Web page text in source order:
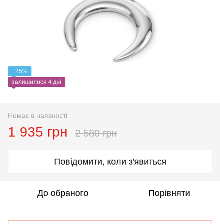
−25%
залишилося 4 дні
Немає в наявності
1 935 грн 2 580 грн
Повідомити, коли з'явиться
До обраного Порівняти